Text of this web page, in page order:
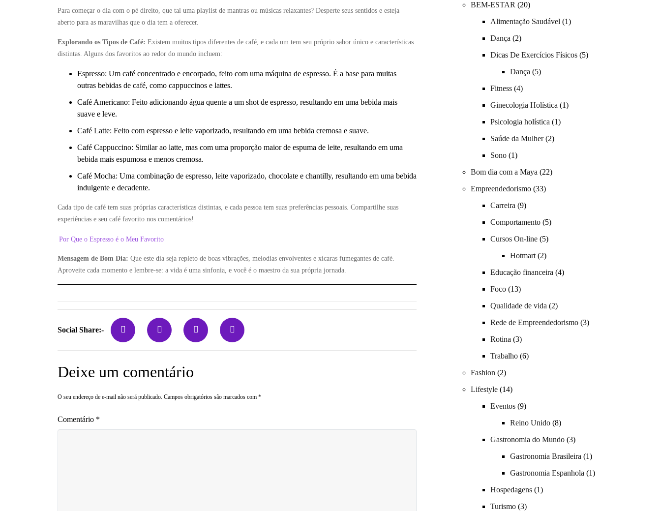
Para começar o dia com o pé direito, que tal uma playlist de mantras ou músicas relaxantes? Desperte seus sentidos e esteja
aberto para as maravilhas que o dia tem a oferecer.
Explorando os Tipos de Café: Existem muitos tipos diferentes de café, e cada um tem seu próprio sabor único e características
distintas. Alguns dos favoritos ao redor do mundo incluem:
Espresso: Um café concentrado e encorpado, feito com uma máquina de espresso. É a base para muitas
outras bebidas de café, como cappuccinos e lattes.
Café Americano: Feito adicionando água quente a um shot de espresso, resultando em uma bebida mais
suave e leve.
Café Latte: Feito com espresso e leite vaporizado, resultando em uma bebida cremosa e suave.
Café Cappuccino: Similar ao latte, mas com uma proporção maior de espuma de leite, resultando em uma
bebida mais espumosa e menos cremosa.
Café Mocha: Uma combinação de espresso, leite vaporizado, chocolate e chantilly, resultando em uma bebida
indulgente e decadente.
Cada tipo de café tem suas próprias características distintas, e cada pessoa tem suas preferências pessoais. Compartilhe suas
experiências e seu café favorito nos comentários!
Por Que o Espresso é o Meu Favorito
Mensagem de Bom Dia: Que este dia seja repleto de boas vibrações, melodias envolventes e xícaras fumegantes de café.
Aproveite cada momento e lembre-se: a vida é uma sinfonia, e você é o maestro da sua própria jornada.
Social Share:-
Deixe um comentário
O seu endereço de e-mail não será publicado. Campos obrigatórios são marcados com *
Comentário *
BEM-ESTAR (20)
Alimentação Saudável (1)
Dança (2)
Dicas De Exercícios Físicos (5)
Dança (5)
Fitness (4)
Ginecologia Holística (1)
Psicologia holística (1)
Saúde da Mulher(2)
Sono (1)
Bom dia com a Maya (22)
Empreendedorismo (33)
Carreira (9)
Comportamento (5)
Cursos On-line (5)
Hotmart (2)
Educação financeira (4)
Foco (13)
Qualidade de vida (2)
Rede de Empreendedorismo (3)
Rotina (3)
Trabalho (6)
Fashion (2)
Lifestyle (14)
Eventos (9)
Reino Unido (8)
Gastronomia do Mundo (3)
Gastronomia Brasileira (1)
Gastronomia Espanhola (1)
Hospedagens (1)
Turismo (3)